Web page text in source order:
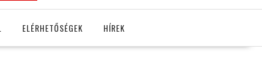
ELÉRHETŐSÉGEK HÍREK